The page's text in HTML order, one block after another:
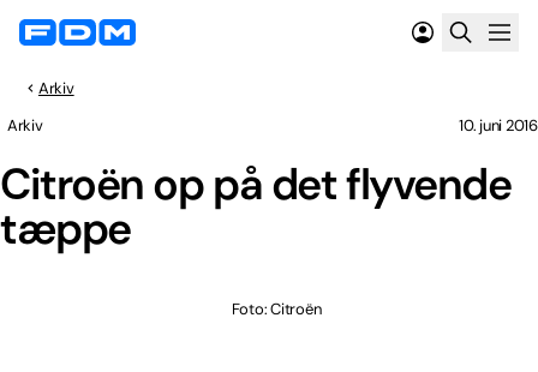
Arkiv
Citroën op på det flyvende
tæppe
Arkiv 10. juni 2016
Foto: Citroën